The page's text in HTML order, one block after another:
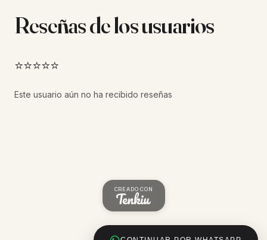
Reseñas de los usuarios
⭐⭐⭐⭐⭐
Este usuario aún no ha recibido reseñas
CREADO CON